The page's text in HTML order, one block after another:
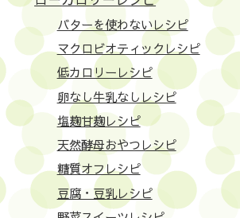
バターを使わないレシピ
マクロビオティックレシピ
低カロリーレシピ
卵なし牛乳なしレシピ
塩麹甘麹レシピ
天然酵母おやつレシピ
糖質オフレシピ
豆腐・豆乳レシピ